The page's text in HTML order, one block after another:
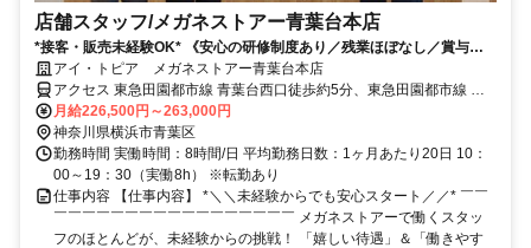
店舗スタッフ/メガネストアー青葉台本店
*接客・販売未経験OK* 《安心の研修制度あり／残業ほぼなし／賞与年2
回／インセンティブあり》
アイ・トピア メガネストアー青葉台本店
アクセス 東急田園都市線 青葉台西口徒歩約5分、東急田園都市線 田
奈徒歩約16分、東急田園都市線 藤が丘（神奈川県）南口徒歩約18分
月給226,500円～263,000円
神奈川県横浜市青葉区
勤務時間 実働時間：8時間/日 平均勤務日数：1ヶ月あたり20日 10：
00～19：30（実働8h） ※転勤あり
仕事内容 【仕事内容】 *＼＼未経験からでも安心スタート／／* ￣￣
￣￣￣￣￣￣￣￣￣￣￣￣￣￣￣￣￣ メガネストアーで働くスタッ
フのほとんどが、未経験からの挑戦！ 「嬉しい待遇」＆「働きやす